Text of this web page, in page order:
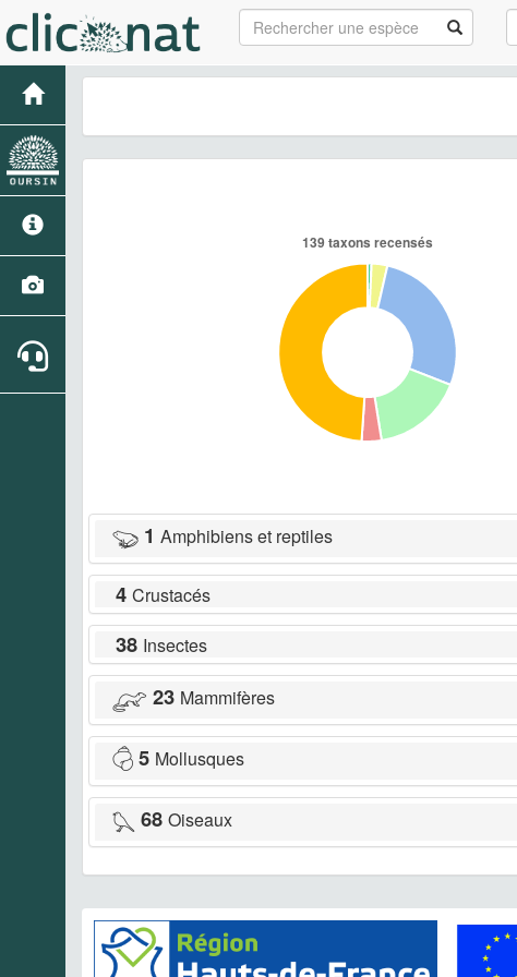
1 Amphibiens et reptiles
4 Crustacés
38 Insectes
23 Mammifères
5 Mollusques
68 Oiseaux